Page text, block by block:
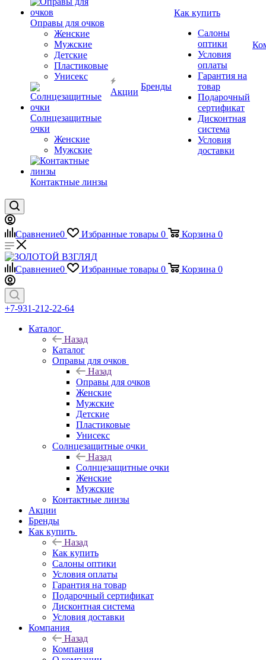
Оправы для очков
Женские
Мужские
Детские
Пластиковые
Унисекс
Солнцезащитные
очки
Женские
Мужские
Контактные линзы
Акции
Бренды
Как купить
Салоны
оптики
Условия
оплаты
Гарантия на
товар
Подарочный
сертификат
Дисконтная
система
Условия
доставки
Сравнение0 Избранные товары 0 Корзина 0
Сравнение0 Избранные товары 0 Корзина 0
+7-931-212-22-64
Каталог
Назад
Каталог
Оправы для очков
Назад
Оправы для очков
Женские
Мужские
Детские
Пластиковые
Унисекс
Солнцезащитные очки
Назад
Солнцезащитные очки
Женские
Мужские
Контактные линзы
Акции
Бренды
Как купить
Назад
Как купить
Салоны оптики
Условия оплаты
Гарантия на товар
Подарочный сертификат
Дисконтная система
Условия доставки
Компания
Назад
Компания